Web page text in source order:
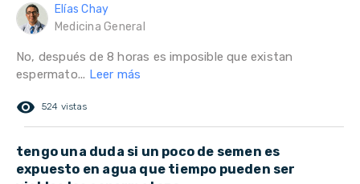
Elías Chay
Medicina General
No, después de 8 horas es imposible que existan
espermato... Leer más
remove_red_eye 524 vistas
tengo una duda si un poco de semen es
expuesto en agua que tiempo pueden ser